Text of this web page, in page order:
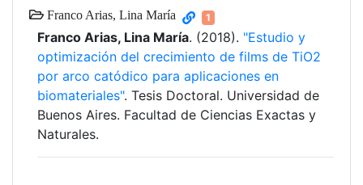
Franco Arias, Lina María 1
Franco Arias, Lina María. (2018). "Estudio y
optimización del crecimiento de films de TiO2
por arco catódico para aplicaciones en
biomateriales". Tesis Doctoral. Universidad de
Buenos Aires. Facultad de Ciencias Exactas y
Naturales.